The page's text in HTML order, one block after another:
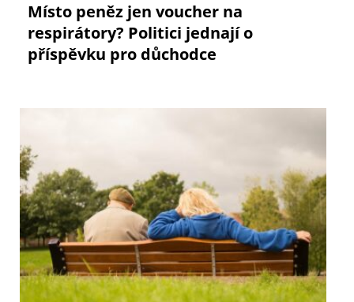
Místo peněz jen voucher na
respirátory? Politici jednají o
příspěvku pro důchodce